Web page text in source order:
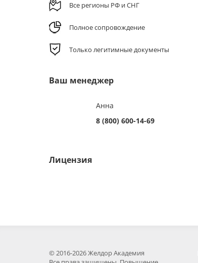
Все регионы РФ и СНГ
Полное сопровождение
Только легитимные документы
Ваш менеджер
Анна
8 (800) 600-14-69
Лицензия
© 2016-2026 Желдор Академия